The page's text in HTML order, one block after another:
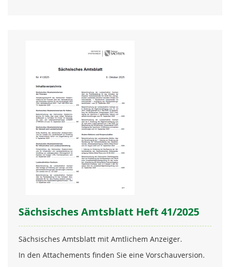
Sächsisches Amtsblatt Heft 41/2025
Sächsisches Amtsblatt mit Amtlichem Anzeiger.
In den Attachements finden Sie eine Vorschauversion.